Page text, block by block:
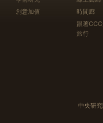
創意加值
時間廊
跟著
旅行
中央研